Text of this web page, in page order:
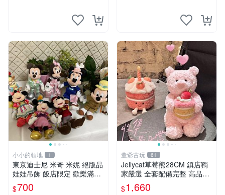
小小的領地 1
東京迪士尼 米奇 米妮 絕版品
娃娃吊飾 飯店限定 歡樂滿人
間 復活節
$700
董爺古玩 61
Jellycat草莓熊28CM 鎮店獨
家嚴選 全套配備完整 高品質
收藏好物 紋章 玩具熊 定制熊
$1,660